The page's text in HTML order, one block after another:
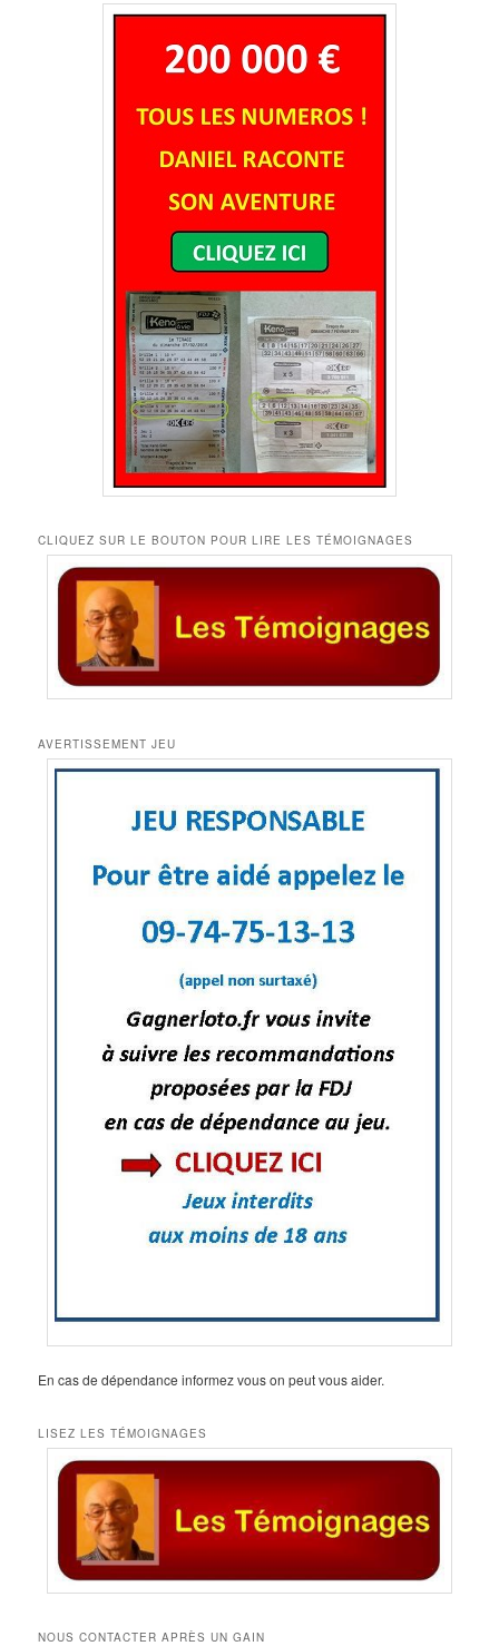
CLIQUEZ SUR LE BOUTON POUR LIRE LES TÉMOIGNAGES
AVERTISSEMENT JEU
En cas de dépendance informez vous on peut vous aider.
LISEZ LES TÉMOIGNAGES
NOUS CONTACTER APRÈS UN GAIN